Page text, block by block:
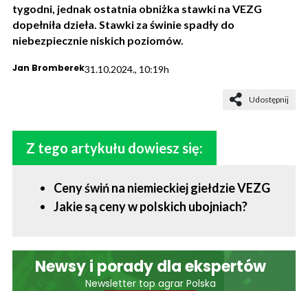
tygodni, jednak ostatnia obniżka stawki na VEZG
dopełniła dzieła. Stawki za świnie spadły do
niebezpiecznie niskich poziomów.
Jan Bromberek31.10.2024., 10:19h
Udostępnij
Z tego artykułu dowiesz się:
Ceny świń na niemieckiej giełdzie VEZG
Jakie są ceny w polskich ubojniach?
Newsy i porady dla ekspertów
Newsletter top agrar Polska